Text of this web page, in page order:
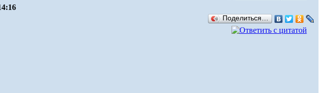
Поделиться…